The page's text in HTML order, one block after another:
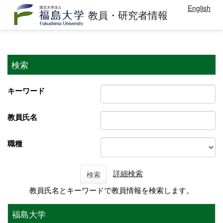
教員・研究者情報 English
検索
キーワード
教員氏名
職種
検索
詳細検索
教員氏名とキーワードで教員情報を検索します。
福島大学